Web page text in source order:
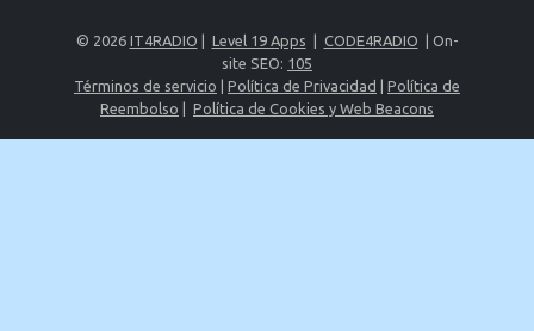
© 2026 IT4RADIO Level 19 Apps CODE4RADIO | On-
site SEO: 105
Términos de servicio
Política de Privacidad
Política de
Reembolso
Política de Cookies y Web Beacons